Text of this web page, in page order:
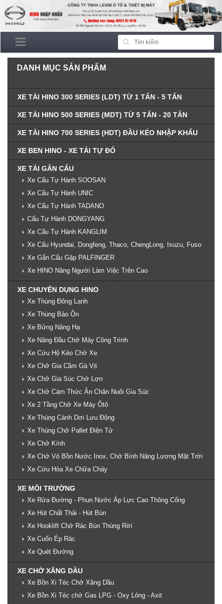
DANH MỤC SẢN PHẨM
XE TẢI HINO 300 SERIES (LDT) TỪ 1 TẤN - 5 TẤN
XE TẢI HINO 500 SERIES (MDT) TỪ 5 TẤN - 20 TẤN
XE TẢI HINO 700 SERIES (HDT) ĐẦU KÉO NHẬP KHẨU
XE BEN HINO - XE TẢI TỰ ĐỔ
XE TẢI GẮN CẨU
Xe Cẩu Tự Hành SOOSAN
Xe Cẩu Tự Hành UNIC
Xe Cẩu Tự Hành TADANO
Cẩu Tự Hành DONGYANG
Xe Cẩu Tự Hành KANGLIM
Xe Cẩu Hyundai, Dongfeng, Thaco, ChengLong, Isuzu, Fuso
Xe Gắn Cẩu Gập PALFINGER
Xe HINO Nâng Người Làm Việc Trên Cao
XE CHUYÊN DỤNG HINO
Xe Thùng Đông Lạnh
Xe Thùng Bảo Ôn
Xe Bửng Nâng Hạ
Xe Nâng Đầu Chở Máy Công Trình
Xe Cứu Hộ Kéo Chở Xe
Xe Chở Gia Cầm Gà Vịt
Xe Chở Gia Súc Chở Lợn
Xe Chở Cám Thức Ăn Chăn Nuôi Gia Súc
Xe 2 Tầng Chở Xe Máy Ôtô
Xe Thùng Cánh Dơi Lưu Động
Xe Thùng Chở Pallet Điện Tử
Xe Chở Kính
Xe Chở Vỏ Bồn Nước Inox, Chở Bình Năng Lượng Mặt Trời
Xe Cứu Hỏa Xe Chữa Cháy
XE MÔI TRƯỜNG
Xe Rửa Đường - Phun Nước Áp Lực Cao Thông Cống
Xe Hút Chất Thải - Hút Bùn
Xe Hooklift Chở Rác Bùn Thùng Rời
Xe Cuốn Ép Rác
Xe Quét Đường
XE CHỞ XĂNG DẦU
Xe Bồn Xi Téc Chở Xăng Dầu
Xe Bồn Xi Téc chở Gas LPG - Oxy Lỏng - Axit